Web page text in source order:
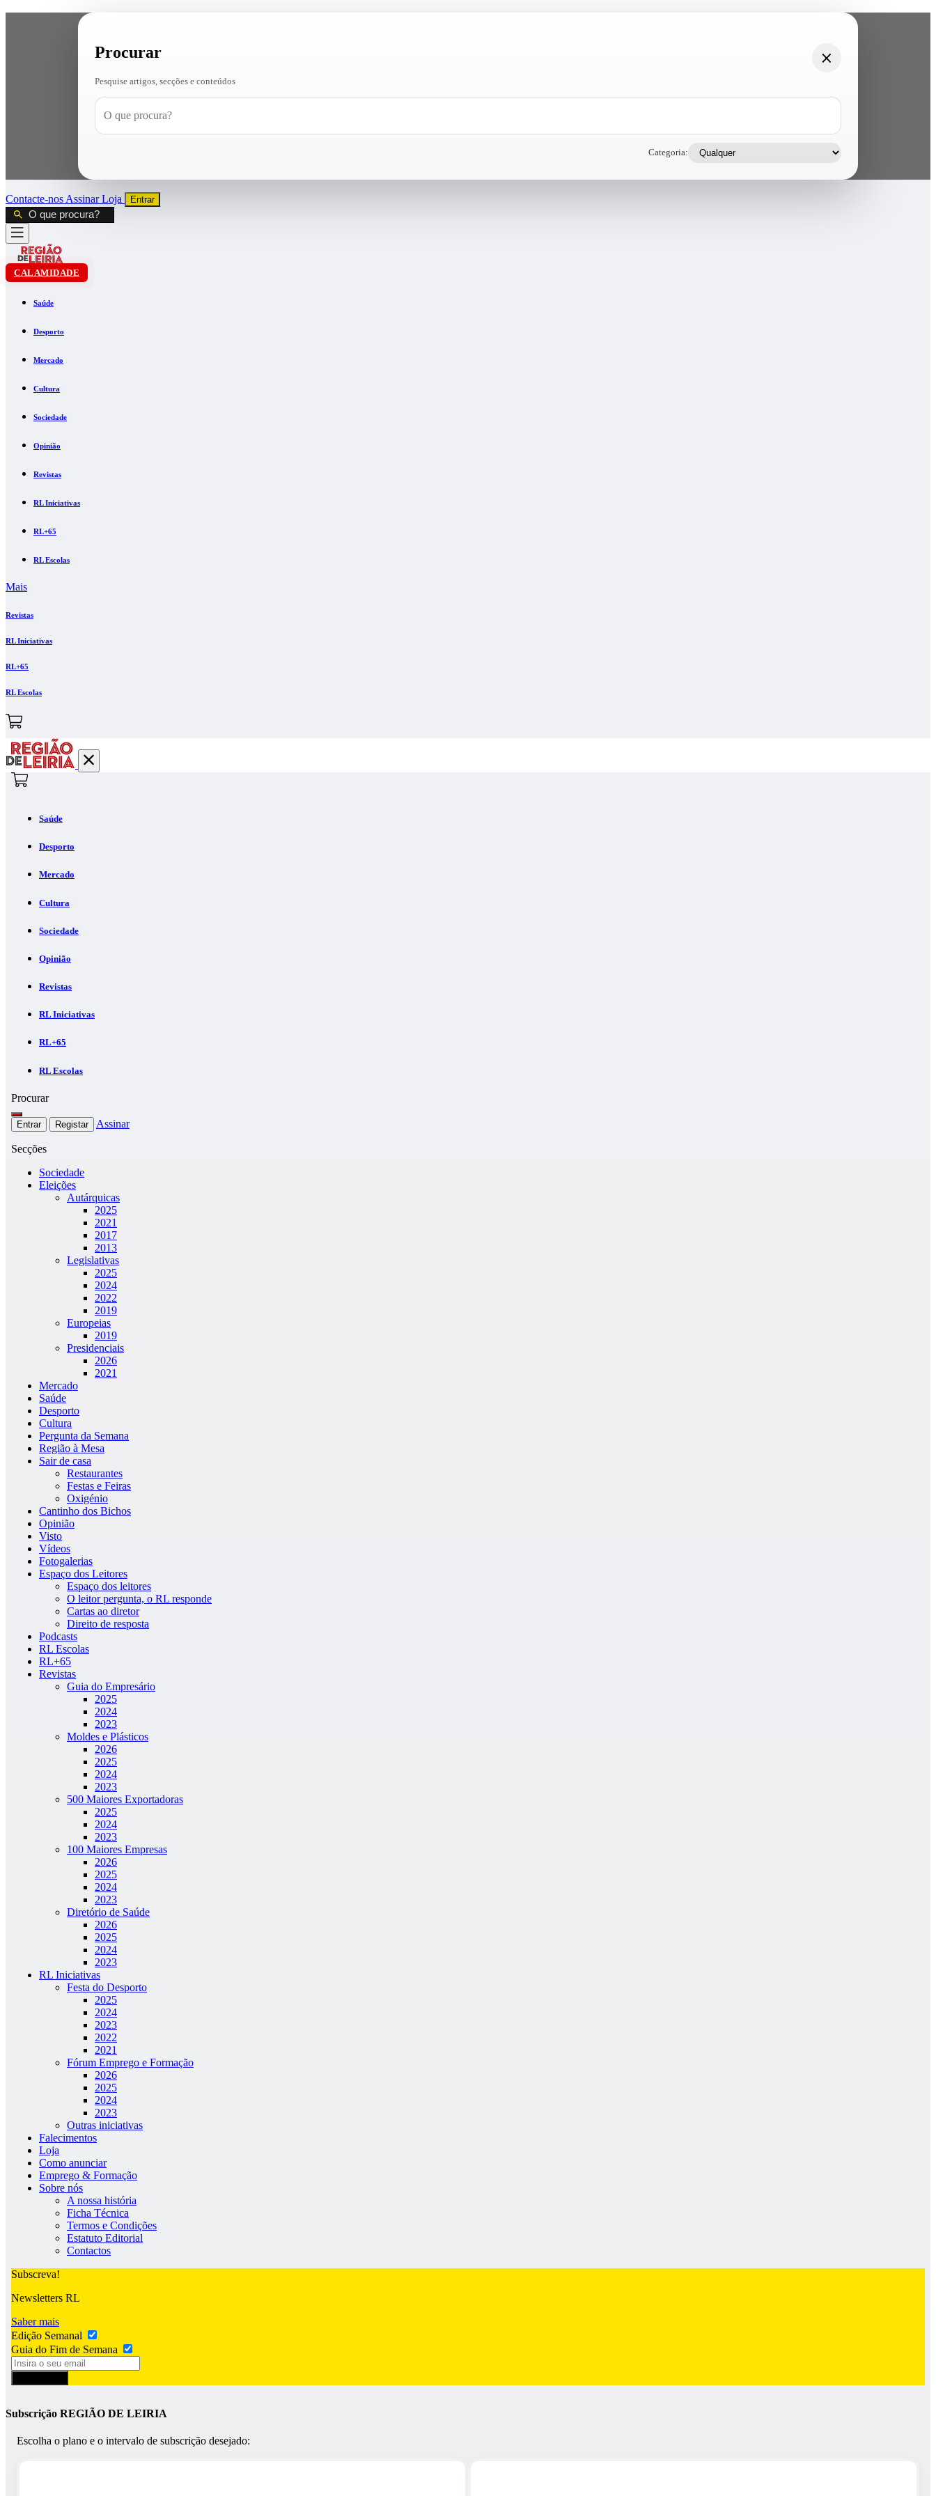
Procurar
Pesquise artigos, secções e conteúdos
Categoria:
Contacte-nos AssinarLoja Entrar
CALAMIDADE
Saúde
Desporto
Mercado
Cultura
Sociedade
Opinião
Revistas
RL Iniciativas
RL+65
RL Escolas
Mais
Revistas
RL Iniciativas
RL+65
RL Escolas
Saúde
Desporto
Mercado
Cultura
Sociedade
Opinião
Revistas
RL Iniciativas
RL+65
RL Escolas
Procurar
Entrar Registar Assinar
Secções
Sociedade
Eleições
Autárquicas
2025
2021
2017
2013
Legislativas
2025
2024
2022
2019
Europeias
2019
Presidenciais
2026
2021
Mercado
Saúde
Desporto
Cultura
Pergunta da Semana
Região à Mesa
Sair de casa
Restaurantes
Festas e Feiras
Oxigénio
Cantinho dos Bichos
Opinião
Visto
Vídeos
Fotogalerias
Espaço dos Leitores
Espaço dos leitores
O leitor pergunta, o RL responde
Cartas ao diretor
Direito de resposta
Podcasts
RL Escolas
RL+65
Revistas
Guia do Empresário
2025
2024
2023
Moldes e Plásticos
2026
2025
2024
2023
500 Maiores Exportadoras
2025
2024
2023
100 Maiores Empresas
2026
2025
2024
2023
Diretório de Saúde
2026
2025
2024
2023
RL Iniciativas
Festa do Desporto
2025
2024
2023
2022
2021
Fórum Emprego e Formação
2026
2025
2024
2023
Outras iniciativas
Falecimentos
Loja
Como anunciar
Emprego & Formação
Sobre nós
A nossa história
Ficha Técnica
Termos e Condições
Estatuto Editorial
Contactos
Subscreva!
Newsletters RL
Saber mais
Edição Semanal
Guia do Fim de Semana
Subscrição REGIÃO DE LEIRIA
Escolha o plano e o intervalo de subscrição desejado: